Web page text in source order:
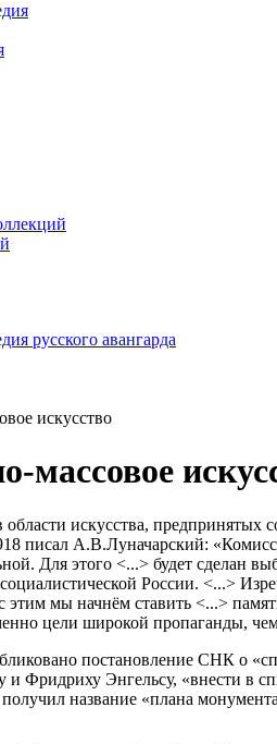
русского авангарда
искусство
массовое
искусства, предпринятых
писал А.В.Луначарский:
Для этого <...> будет сделан
России. <...>
этим мы начнём ставить <...>
цели широкой пропаганды,
постановление СНК о
Фридриху Энгельсу, «внести в
название «плана